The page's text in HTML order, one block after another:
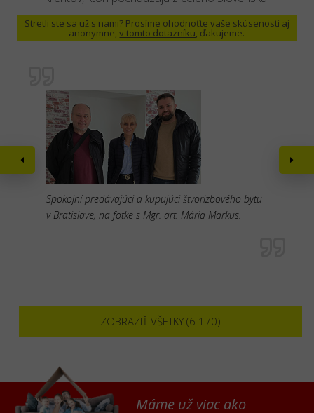
Stretli ste sa už s nami? Prosíme ohodnoťte vaše skúsenosti aj
anonymne,v tomto dotazníku , ďakujeme.
Spokojní predávajúci a kupujúci štvorizbového bytu
v Bratislave, na fotke s Mgr. art. Mária Markus.
ZOBRAZIŤ VŠETKY (6 170)
Máme už viac ako